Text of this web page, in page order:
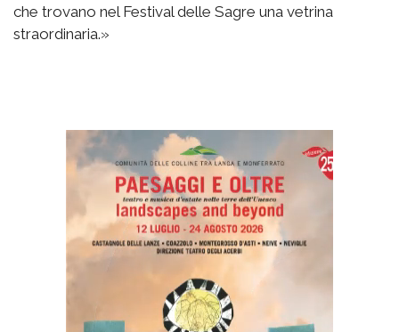
che trovano nel Festival delle Sagre una vetrina
straordinaria.»